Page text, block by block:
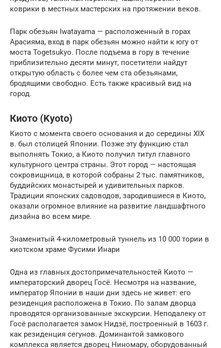
коврики в местных мастерских на протяжении веков.
Парк обезьян Iwatayama — расположенный в горах
Арасияма, вход в парк обезьян можно найти к югу от
моста Togetsukyo. После подъема в гору в течение
приблизительно десяти минут, посетители найдут
открытую область с более чем ста обезьянами,
бродящими свободно. Есть также красивый вид на
город.
Киото (Kyoto)
Киото с момента своего основания и до середины XIX
в. был столицей Японии. Позже эту функцию стал
выполнять Токио, а Киото получил титул главного
культурного центра страны. Этот город — настоящая
сокровищница, в которой собраны 2 тыс. памятников,
буддийских монастырей и удивительных парков.
Традиции японских садоводов, зародившиеся в Киото,
оказали огромное влияние на развитие ландшафтного
дизайна во всем мире.
Знаменитый 4-километровый туннель из 10 000 тории в
киотском храме Фусими Инари
Одна из главных достопримечательностей Киото —
императорский дворец Госё. Несмотря на название,
император Японии в наши дни здесь не живет: его
резиденция расположена в Токио. По залам дворца
проводятся организованные экскурсии. Неподалеку от
Госё располагается замок Нидзё, построенный в 1603 г.
как резиденция сегунов. Доминантой замкового
комплекса является дворец Ниномару, оборудованный